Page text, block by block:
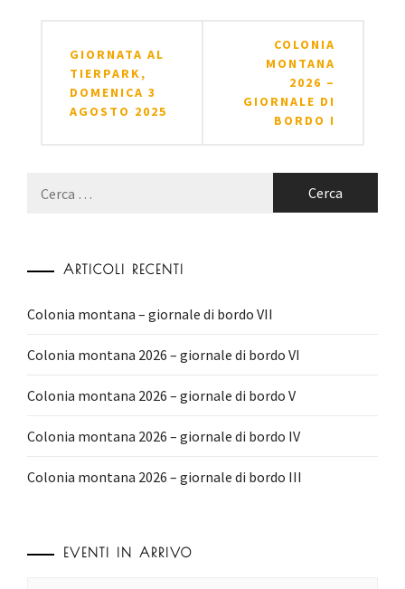
articoli
GIORNATA AL
TIERPARK,
DOMENICA 3
AGOSTO 2025
COLONIA
MONTANA
2026 –
GIORNALE DI
BORDO I
per:
ARTICOLI RECENTI
Colonia montana – giornale di bordo VII
Colonia montana 2026 – giornale di bordo VI
Colonia montana 2026 – giornale di bordo V
Colonia montana 2026 – giornale di bordo IV
Colonia montana 2026 – giornale di bordo III
EVENTI IN ARRIVO